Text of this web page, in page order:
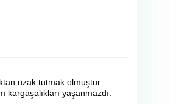
uzak tutmak olmuştur.
yaşanmazdı.